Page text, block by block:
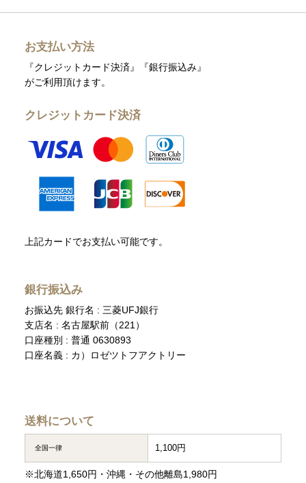
お支払い方法
『クレジットカード決済』『銀行振込み』
がご利用頂けます。
クレジットカード決済
上記カードでお支払い可能です。
銀行振込み
お振込先 銀行名 : 三菱UFJ銀行
支店名 : 名古屋駅前（221）
口座種別 : 普通 0630893
口座名義 : カ）ロゼツトフアクトリー
送料について
全国一律 1,100円
※北海道1,650円・沖縄・その他離島1,980円